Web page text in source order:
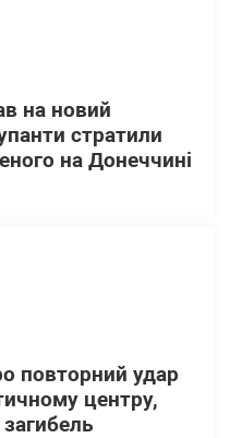
на новий
стратили
на Донеччині
повторний удар
центру,